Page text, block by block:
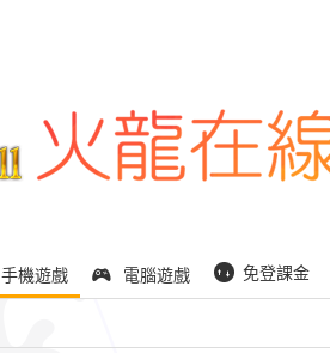
手機遊戲 電腦遊戲 免登課金